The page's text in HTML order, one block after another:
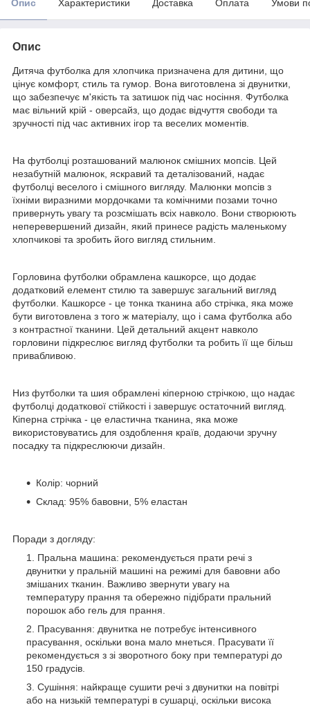
Опис Характеристики Доставка Оплата Умови
Опис
Дитяча футболка для хлопчика призначена для дитини, що
цінує комфорт, стиль та гумор. Вона виготовлена зі двунитки,
що забезпечує м'якість та затишок під час носіння. Футболка
має вільний крій - оверсайз, що додає відчуття свободи та
зручності під час активних ігор та веселих моментів.
На футболці розташований малюнок смішних мопсів. Цей
незабутній малюнок, яскравий та деталізований, надає
футболці веселого і смішного вигляду. Малюнки мопсів з
їхніми виразними мордочками та комічними позами точно
привернуть увагу та розсмішать всіх навколо. Вони створюють
неперевершений дизайн, який принесе радість маленькому
хлопчикові та зробить його вигляд стильним.
Горловина футболки обрамлена кашкорсе, що додає
додатковий елемент стилю та завершує загальний вигляд
футболки. Кашкорсе - це тонка тканина або стрічка, яка може
бути виготовлена з того ж матеріалу, що і сама футболка або
з контрастної тканини. Цей детальний акцент навколо
горловини підкреслює вигляд футболки та робить її ще більш
привабливою.
Низ футболки та шия обрамлені кіперною стрічкою, що надає
футболці додаткової стійкості і завершує остаточний вигляд.
Кіперна стрічка - це еластична тканина, яка може
використовуватись для оздоблення країв, додаючи зручну
посадку та підкреслюючи дизайн.
Колір: чорний
Склад: 95% бавовни, 5% еластан
Поради з догляду:
Пральна машина: рекомендується прати речі з
двунитки у пральній машині на режимі для бавовни або
змішаних тканин. Важливо звернути увагу на
температуру прання та обережно підібрати пральний
порошок або гель для прання.
Прасування: двунитка не потребує інтенсивного
прасування, оскільки вона мало мнеться. Прасувати її
рекомендується з зі зворотного боку при температурі до
150 градусів.
Сушіння: найкраще сушити речі з двунитки на повітрі
або на низькій температурі в сушарці, оскільки висока